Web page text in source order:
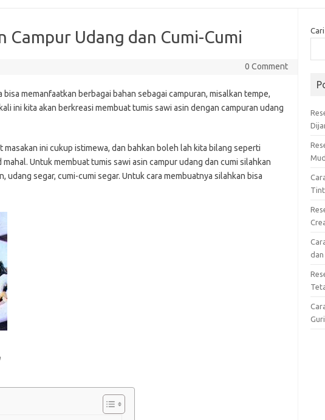
Campur Udang dan Cumi-Cumi
0 Comment
memanfaatkan berbagai bahan sebagai campuran, misalkan tempe,
ini kita akan berkreasi membuat tumis sawi asin dengan campuran udang
masakan ini cukup istimewa, dan bahkan boleh lah kita bilang seperti
Untuk membuat tumis sawi asin campur udang dan cumi silahkan
udang segar, cumi-cumi segar. Untuk cara membuatnya silahkan bisa
Cari